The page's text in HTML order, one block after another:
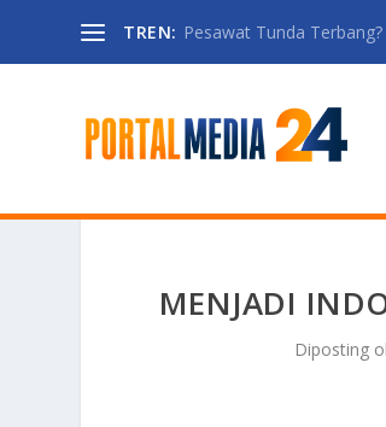
TREN: Pesawat Tunda
MENJADI
Diposting